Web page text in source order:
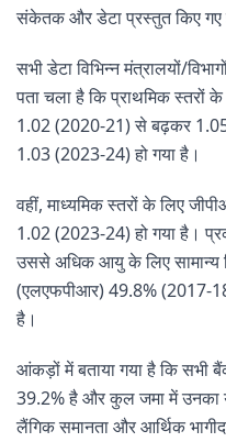
संकेतक और डेटा प्रस्तुत किए गए
सभी डेटा विभिन्न मंत्रालयों/
पता चला है कि प्राथमिक स्तरों
1.02 (2020-21) से बढ़कर
1.03 (2023-24) हो गया है।
वहीं, माध्यमिक स्तरों के लिए
1.02 (2023-24) हो गया है।
उससे अधिक आयु के लिए सामान्य
(एलएफपीआर) 49.8% (2017-
है।
आंकड़ों में बताया गया है कि सभी
39.2% है और कुल जमा में उनका
लैंगिक समानता और आर्थिक